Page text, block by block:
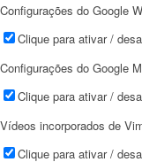
Configurações do Google
Clique para ativar /
Configurações do Google
Clique para ativar /
Vídeos incorporados de
Clique para ativar /